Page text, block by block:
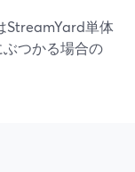
StreamYard単体
つかる場合の